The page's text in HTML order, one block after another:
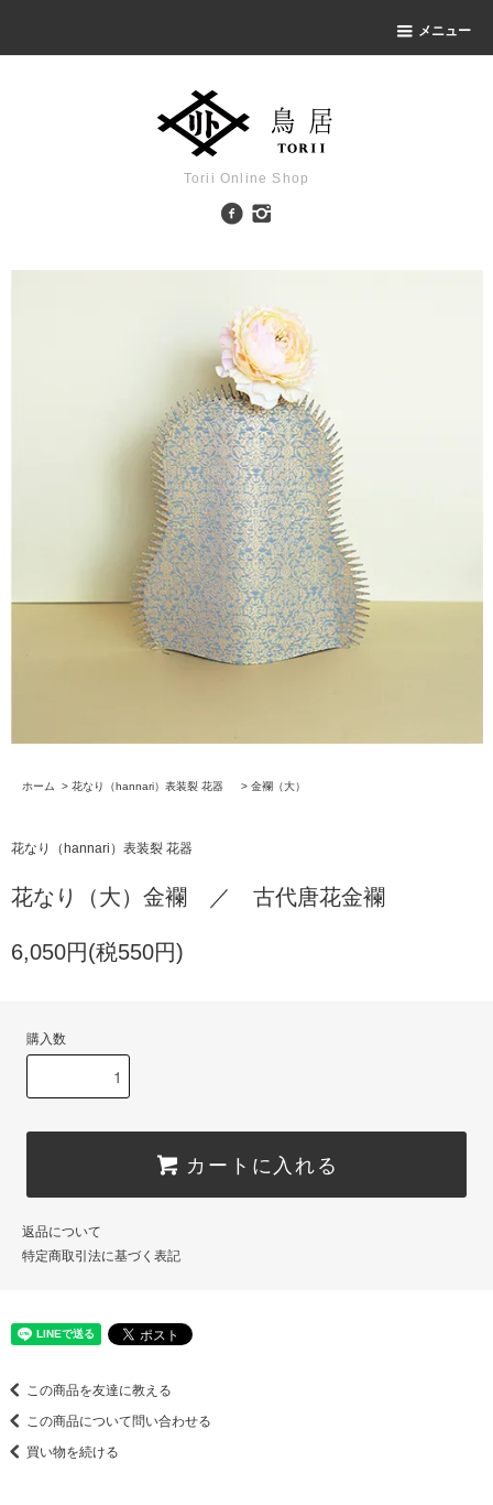
メニュー
Torii Online Shop
ホーム > 花なり（hannari）表装裂 花器 > 金襴（大）
花なり（hannari）表装裂 花器
花なり（大）金襴 ／ 古代唐花金襴
6,050円(税550円)
購入数
カートに入れる
返品について
特定商取引法に基づく表記
この商品を友達に教える
この商品について問い合わせる
買い物を続ける